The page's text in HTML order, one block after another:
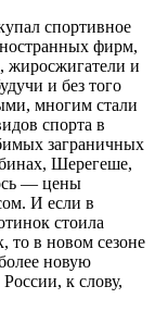
спортивное
фирм,
жиросжигатели и
и без того
многим стали
спорта в
заграничных
Шерегеше,
— цены
И если в
стоила
то в новом сезоне
новую
к слову,